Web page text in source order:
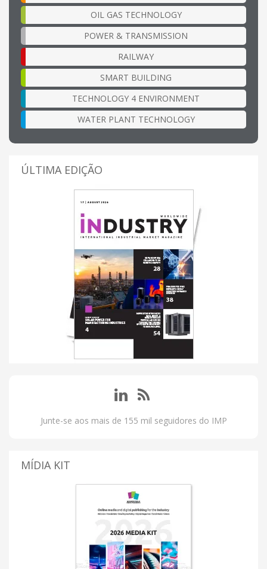
OIL GAS TECHNOLOGY
POWER & TRANSMISSION
RAILWAY
SMART BUILDING
TECHNOLOGY 4 ENVIRONMENT
WATER PLANT TECHNOLOGY
ÚLTIMA EDIÇÃO
Junte-se aos mais de 155 mil seguidores do IMP
MÍDIA KIT